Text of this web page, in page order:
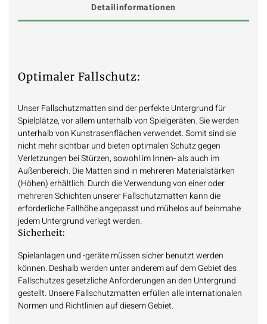
Detailinformationen
Optimaler Fallschutz:
Unser Fallschutzmatten sind der perfekte Untergrund für
Spielplätze, vor allem unterhalb von Spielgeräten. Sie werden
unterhalb von Kunstrasenflächen verwendet. Somit sind sie
nicht mehr sichtbar und bieten optimalen Schutz gegen
Verletzungen bei Stürzen, sowohl im Innen- als auch im
Außenbereich. Die Matten sind in mehreren Materialstärken
(Höhen) erhältlich. Durch die Verwendung von einer oder
mehreren Schichten unserer Fallschutzmatten kann die
erforderliche Fallhöhe angepasst und mühelos auf beinmahe
jedem Untergrund verlegt werden.
Sicherheit:
Spielanlagen und -geräte müssen sicher benutzt werden
können. Deshalb werden unter anderem auf dem Gebiet des
Fallschutzes gesetzliche Anforderungen an den Untergrund
gestellt. Unsere Fallschutzmatten erfüllen alle internationalen
Normen und Richtlinien auf diesem Gebiet.